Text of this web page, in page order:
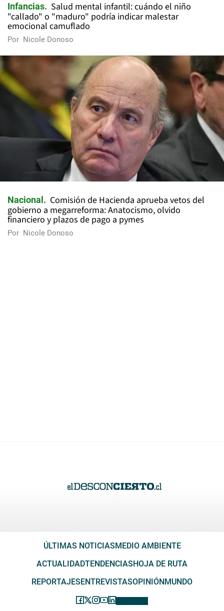
Infancias
Salud mental infantil: cuándo el niño
"callado" o "maduro" podría indicar malestar
emocional camuflado
Por Nicole Donoso
Nacional
Comisión de Hacienda aprueba vetos del
gobierno a megarreforma: Anatocismo, olvido
financiero y plazos de pago a pymes
Por Nicole Donoso
ÚLTIMAS NOTICIASMEDIO AMBIENTE
ACTUALIDADTENDENCIASHOJA DE RUTA
REPORTAJESENTREVISTASOPINIÓNMUNDO